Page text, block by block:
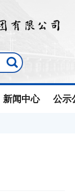
新闻中心 公示